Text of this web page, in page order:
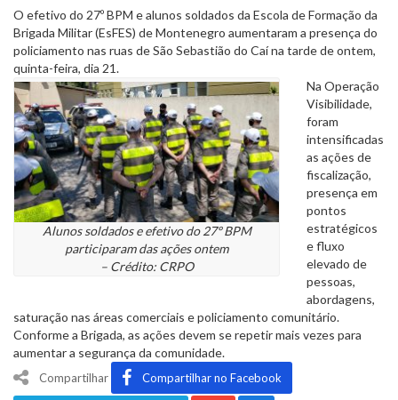
O efetivo do 27º BPM e alunos soldados da Escola de Formação da
Brigada Militar (EsFES) de Montenegro aumentaram a presença do
policiamento nas ruas de São Sebastião do Caí na tarde de ontem,
quinta-feira, dia 21.
Alunos soldados e efetivo do 27º BPM
participaram das ações ontem
– Crédito: CRPO
Na Operação
Visibilidade,
foram
intensificadas
as ações de
fiscalização,
presença em
pontos
estratégicos
e fluxo
elevado de
pessoas,
abordagens,
saturação nas áreas comerciais e policiamento comunitário.
Conforme a Brigada, as ações devem se repetir mais vezes para
aumentar a segurança da comunidade.
Compartilhar Compartilhar no Facebook